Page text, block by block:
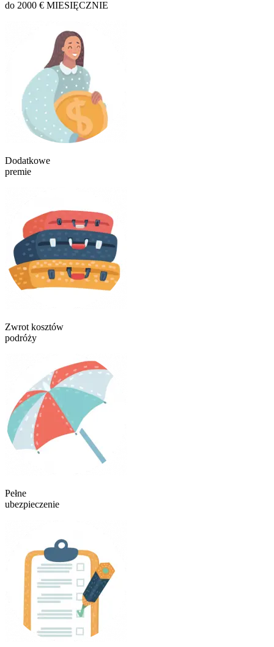
do 2000 € MIESIĘCZNIE
Dodatkowe
premie
Zwrot kosztów
podróży
Pełne
ubezpieczenie